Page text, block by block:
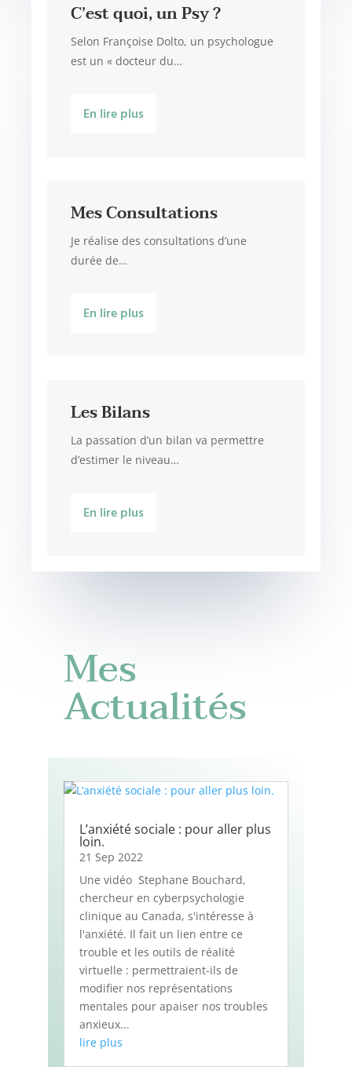
C’est quoi, un Psy ?
Selon Françoise Dolto, un psychologue
est un « docteur du…
En lire plus
Mes Consultations
Je réalise des consultations d’une
durée de…
En lire plus
Les Bilans
La passation d’un bilan va permettre
d’estimer le niveau…
En lire plus
Mes
Actualités
L’anxiété sociale : pour aller plus
loin.
21 Sep 2022
Une vidéo Stephane Bouchard,
chercheur en cyberpsychologie
clinique au Canada, s'intéresse à
l'anxiété. Il fait un lien entre ce
trouble et les outils de réalité
virtuelle : permettraient-ils de
modifier nos représentations
mentales pour apaiser nos troubles
anxieux...
lire plus